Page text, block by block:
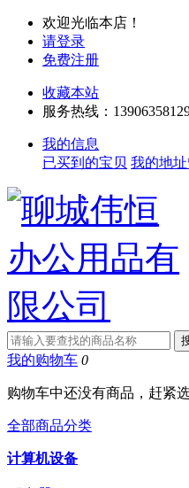
欢迎光临本店！
请登录
免费注册
收藏本站
服务热线：
我的信息
已买到的宝贝 我的地
我的购物车 0
购物车中还没有商品，赶紧
全部商品分类
计算机设备